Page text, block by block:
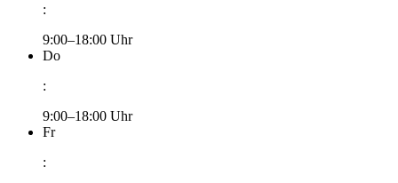
:
9:00–18:00 Uhr
Do
:
9:00–18:00 Uhr
Fr
: